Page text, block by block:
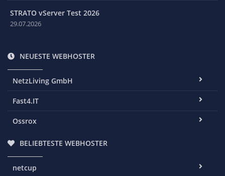
STRATO vServer Test 2026
29.07.2026
NEUESTE WEBHOSTER
NetzLiving GmbH
Fast4.IT
Ossrox
BELIEBTESTE WEBHOSTER
netcup